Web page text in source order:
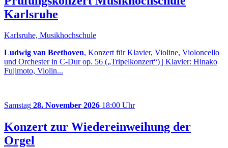
Karlsruhe
Karlsruhe, Musikhochschule
Ludwig van Beethoven, Konzert für Klavier, Violine, Violoncello
und Orchester in C-Dur op. 56 („Tripelkonzert“) | Klavier: Hinako
Fujimoto, Violin...
Samstag 28. November 2026 18:00 Uhr
Konzert zur Wiedereinweihung der
Orgel